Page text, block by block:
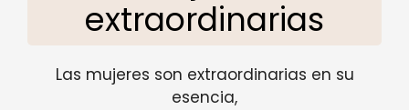
extraordinarias
Las mujeres son extraordinarias en su
esencia,